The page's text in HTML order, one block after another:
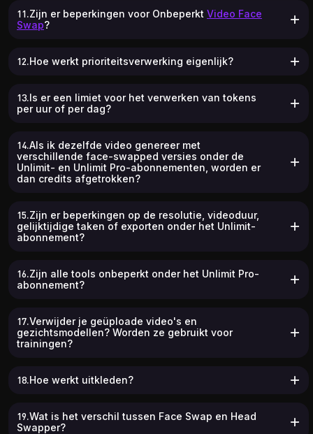
11.Zijn er beperkingen voor Onbeperkt Video Face
Swap?
12.Hoe werkt prioriteitsverwerking eigenlijk?
13.Is er een limiet voor het verwerken van tokens
per uur of per dag?
14.Als ik dezelfde video genereer met
verschillende face-swapped versies onder de
Unlimit- en Unlimit Pro-abonnementen, worden er
dan credits afgetrokken?
15.Zijn er beperkingen op de resolutie, videoduur,
gelijktijdige taken of exporten onder het Unlimit-
abonnement?
16.Zijn alle tools onbeperkt onder het Unlimit Pro-
abonnement?
17.Verwijder je geüploade video's en
gezichtsmodellen? Worden ze gebruikt voor
trainingen?
18.Hoe werkt uitkleden?
19.Wat is het verschil tussen Face Swap en Head
Swapper?